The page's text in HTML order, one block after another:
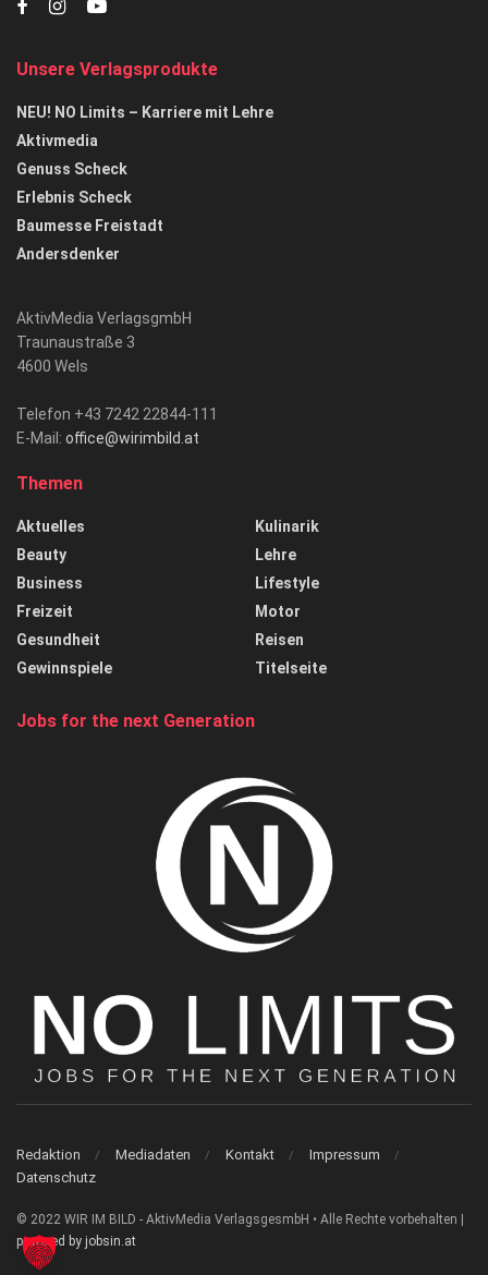
Unsere Verlagsprodukte
NEU! NO Limits – Karriere mit Lehre
Aktivmedia
Genuss Scheck
Erlebnis Scheck
Baumesse Freistadt
Andersdenker
AktivMedia VerlagsgmbH
Traunaustraße 3
4600 Wels
Telefon +43 7242 22844-111
E-Mail: office@wirimbild.at
Themen
Aktuelles
Beauty
Business
Freizeit
Gesundheit
Gewinnspiele
Kulinarik
Lehre
Lifestyle
Motor
Reisen
Titelseite
Jobs for the next Generation
Redaktion Mediadaten Kontakt
Impressum
Datenschutz
© 2022 WIR IM BILD - AktivMedia VerlagsgesmbH • Alle Rechte vorbehalten |
powered by jobsin.at